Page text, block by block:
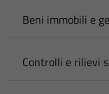
Beni immobili e
Controlli e rilievi